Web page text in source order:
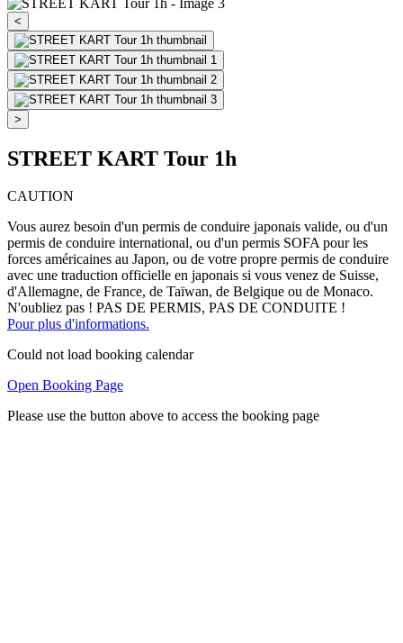
<
>
STREET KART Tour 1h
CAUTION
Vous aurez besoin d'un permis de conduire japonais valide, ou d'un
permis de conduire international, ou d'un permis SOFA pour les
forces américaines au Japon, ou de votre propre permis de conduire
avec une traduction officielle en japonais si vous venez de Suisse,
d'Allemagne, de France, de Taïwan, de Belgique ou de Monaco.
N'oubliez pas ! PAS DE PERMIS, PAS DE CONDUITE !
Pour plus d'informations.
Could not load booking calendar
Open Booking Page
Please use the button above to access the booking page